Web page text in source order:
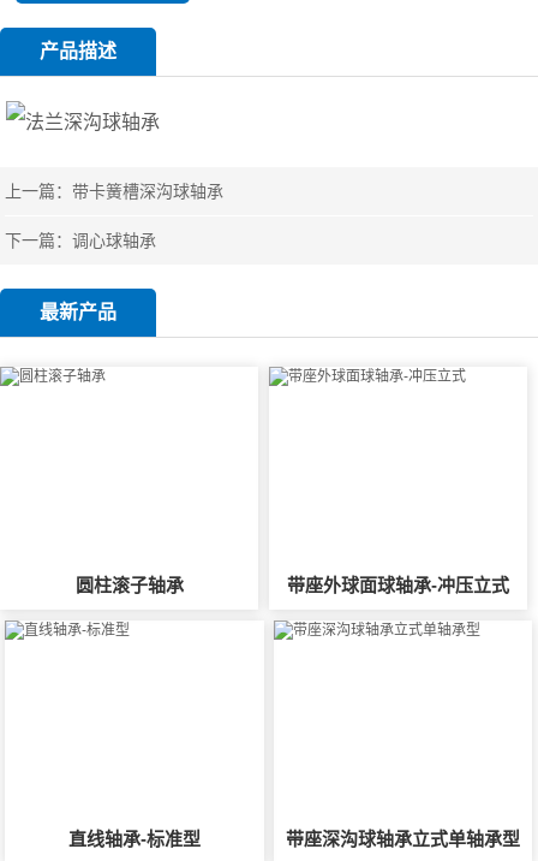
产品描述
上一篇：带卡簧槽深沟球轴承
下一篇：调心球轴承
最新产品
圆柱滚子轴承 带座外球面球轴承-冲压立式
直线轴承-标准型 带座深沟球轴承立式单轴承型